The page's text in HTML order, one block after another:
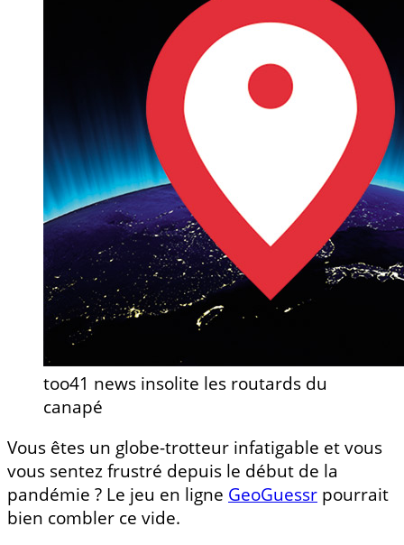
too41 news insolite les routards du
canapé
Vous êtes un globe-trotteur infatigable et vous
vous sentez frustré depuis le début de la
pandémie ? Le jeu en ligne GeoGuessr pourrait
bien combler ce vide.